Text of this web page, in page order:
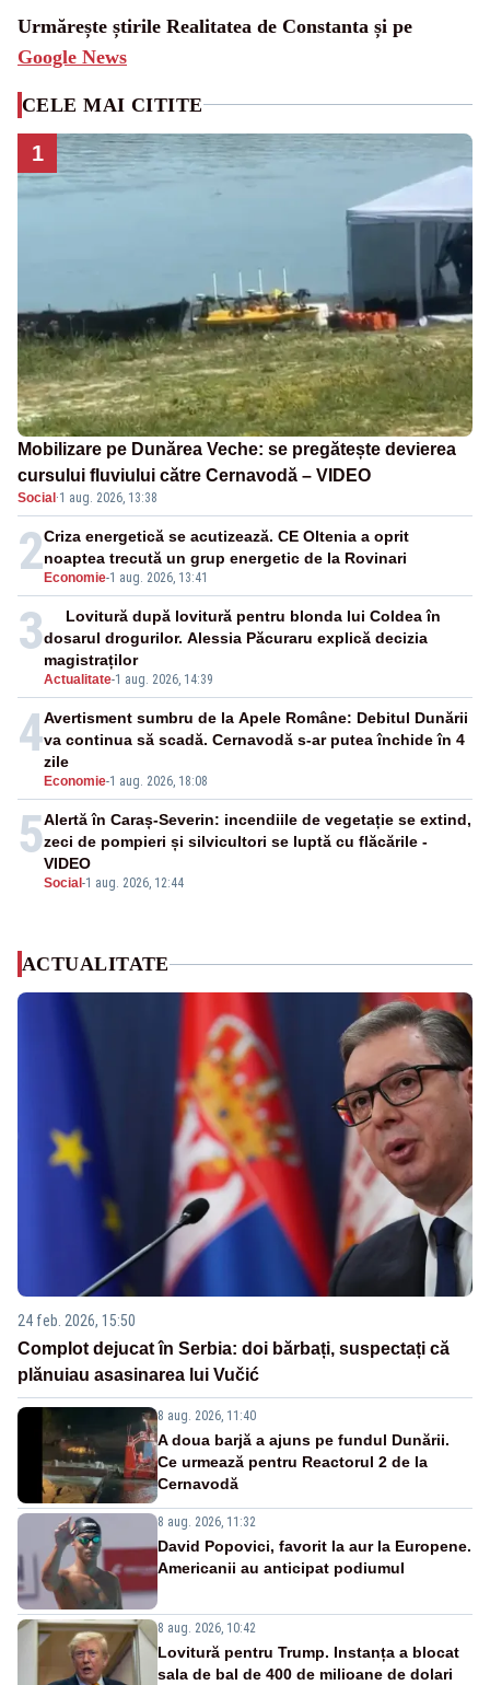
Urmărește știrile Realitatea de Constanta și pe
Google News
CELE MAI CITITE
1
Mobilizare pe Dunărea Veche: se pregătește devierea
cursului fluviului către Cernavodă – VIDEO
Social ·1 aug. 2026, 13:38
2 Economie-1 aug. 2026, 13:41
Criza energetică se acutizează. CE Oltenia a oprit
noaptea trecută un grup energetic de la Rovinari
3
Actualitate-1 aug. 2026, 14:39
Lovitură după lovitură pentru blonda lui Coldea în
dosarul drogurilor. Alessia Păcuraru explică decizia
magistraților
4
Economie-1 aug. 2026, 18:08
Avertisment sumbru de la Apele Române: Debitul Dunării
va continua să scadă. Cernavodă s-ar putea închide în 4
zile
5
Social -1 aug. 2026, 12:44
Alertă în Caraș-Severin: incendiile de vegetație se extind,
zeci de pompieri și silvicultori se luptă cu flăcările -
VIDEO
ACTUALITATE
24 feb. 2026, 15:50
Complot dejucat în Serbia: doi bărbați, suspectați că
plănuiau asasinarea lui Vučić
8 aug. 2026, 11:40
A doua barjă a ajuns pe fundul Dunării.
Ce urmează pentru Reactorul 2 de la
Cernavodă
8 aug. 2026, 11:32
David Popovici, favorit la aur la Europene.
Americanii au anticipat podiumul
8 aug. 2026, 10:42
Lovitură pentru Trump. Instanța a blocat
sala de bal de 400 de milioane de dolari